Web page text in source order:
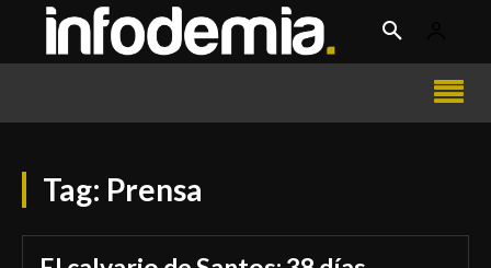
Tag: Prensa